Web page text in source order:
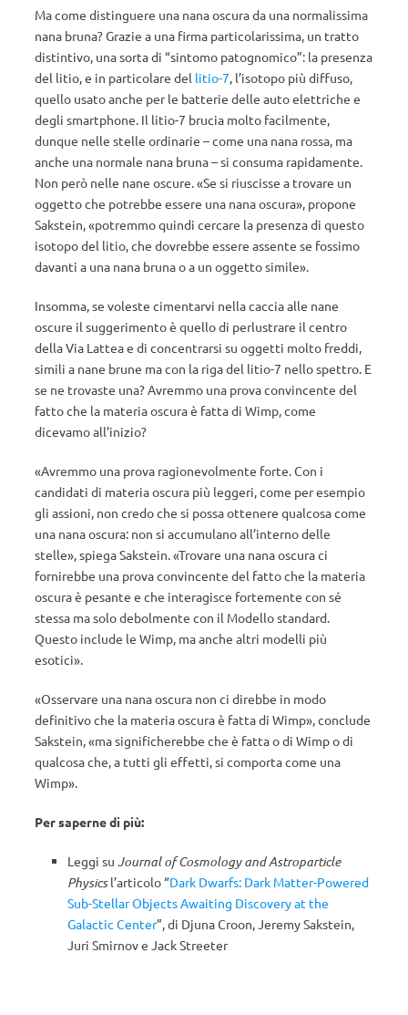
Ma come distinguere una nana oscura da una normalissima
nana bruna? Grazie a una firma particolarissima, un tratto
distintivo, una sorta di “sintomo patognomico”: la presenza
del litio, e in particolare del litio-7, l’isotopo più diffuso,
quello usato anche per le batterie delle auto elettriche e
degli smartphone. Il litio-7 brucia molto facilmente,
dunque nelle stelle ordinarie – come una nana rossa, ma
anche una normale nana bruna – si consuma rapidamente.
Non però nelle nane oscure. «Se si riuscisse a trovare un
oggetto che potrebbe essere una nana oscura», propone
Sakstein, «potremmo quindi cercare la presenza di questo
isotopo del litio, che dovrebbe essere assente se fossimo
davanti a una nana bruna o a un oggetto simile».
Insomma, se voleste cimentarvi nella caccia alle nane
oscure il suggerimento è quello di perlustrare il centro
della Via Lattea e di concentrarsi su oggetti molto freddi,
simili a nane brune ma con la riga del litio-7 nello spettro. E
se ne trovaste una? Avremmo una prova convincente del
fatto che la materia oscura è fatta di Wimp, come
dicevamo all’inizio?
«Avremmo una prova ragionevolmente forte. Con i
candidati di materia oscura più leggeri, come per esempio
gli assioni, non credo che si possa ottenere qualcosa come
una nana oscura: non si accumulano all’interno delle
stelle», spiega Sakstein. «Trovare una nana oscura ci
fornirebbe una prova convincente del fatto che la materia
oscura è pesante e che interagisce fortemente con sé
stessa ma solo debolmente con il Modello standard.
Questo include le Wimp, ma anche altri modelli più
esotici».
«Osservare una nana oscura non ci direbbe in modo
definitivo che la materia oscura è fatta di Wimp», conclude
Sakstein, «ma significherebbe che è fatta o di Wimp o di
qualcosa che, a tutti gli effetti, si comporta come una
Wimp».
Per saperne di più:
Leggi su Journal of Cosmology and Astroparticle
Physicsl’articolo “Dark Dwarfs: Dark Matter-Powered
Sub-Stellar Objects Awaiting Discovery at the
Galactic Center”, di Djuna Croon, Jeremy Sakstein,
Juri Smirnov e Jack Streeter